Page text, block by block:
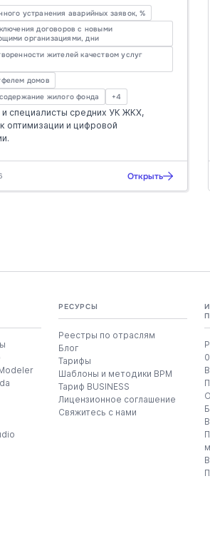
с жителями.
деятельность и
управления с помощью этой
устранения аварийных заявок, %
договоров с новыми
организациями, дни
жителей качеством услуг
домов
жилого фонда
+4
специалисты средних УК ЖКХ,
оптимизации и цифровой
Открыть
РЕСУРСЫ
Реестры по отраслям
Блог
Тарифы
Шаблоны и методики BPM
Тариф BUSINESS
Лицензионное соглашение
Свяжитесь с нами